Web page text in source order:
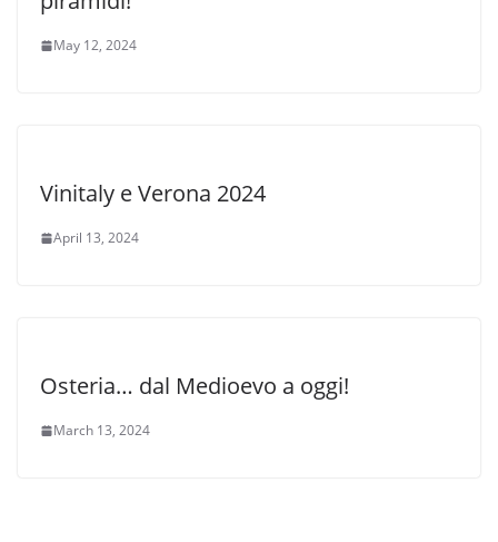
May 12, 2024
Vinitaly e Verona 2024
April 13, 2024
Osteria… dal Medioevo a oggi!
March 13, 2024